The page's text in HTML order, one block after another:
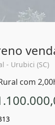
- Urubici (SC)
com